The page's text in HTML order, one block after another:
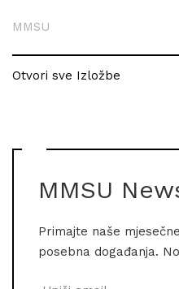
MMSU
Otvori sve Izložbe
MMSU
Primajte naše
posebna događanja.